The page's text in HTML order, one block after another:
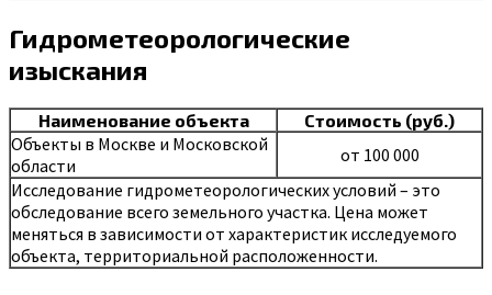
Гидрометеорологические
изыскания
Наименование объекта Стоимость (руб.)
Объекты в Москве и Московской
области
от 100 000
Исследование гидрометеорологических условий – это
обследование всего земельного участка. Цена может
меняться в зависимости от характеристик исследуемого
объекта, территориальной расположенности.